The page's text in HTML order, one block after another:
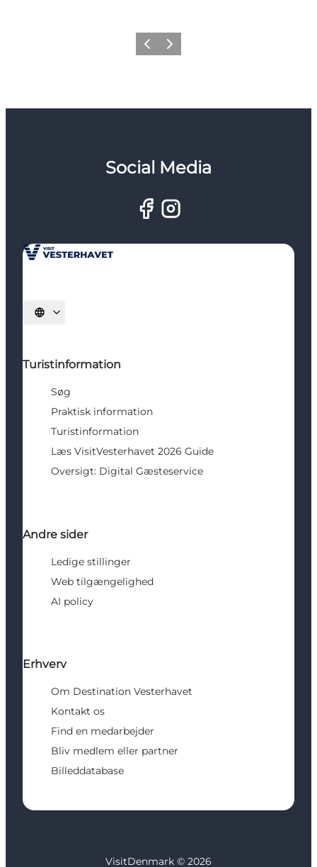
ForrigeNæste
Social Media
Vælg sprog
Turistinformation
Søg
Praktisk information
Turistinformation
Læs VisitVesterhavet 2026 Guide
Oversigt: Digital Gæsteservice
Andre sider
Ledige stillinger
Web tilgængelighed
AI policy
Erhverv
Om Destination Vesterhavet
Kontakt os
Find en medarbejder
Bliv medlem eller partner
Billeddatabase
VisitDenmark © 2026